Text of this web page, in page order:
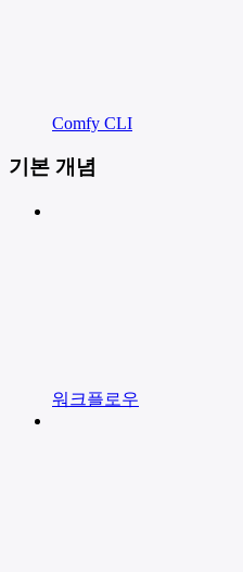
Comfy CLI
기본 개념
워크플로우